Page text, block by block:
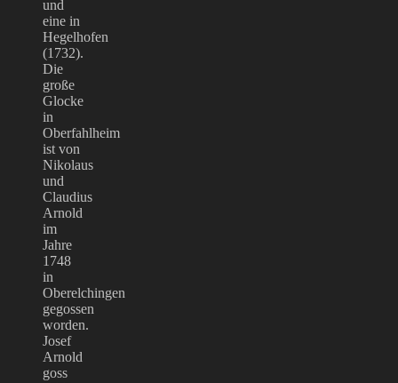
und
eine in
Hegelhofen
(1732).
Die
große
Glocke
in
Oberfahlheim
ist von
Nikolaus
und
Claudius
Arnold
im
Jahre
1748
in
Oberelchingen
gegossen
worden.
Josef
Arnold
goss